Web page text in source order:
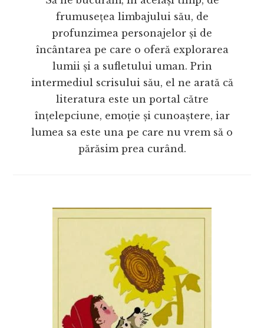
frumusețea limbajului său, de
profunzimea personajelor și de
încântarea pe care o oferă explorarea
lumii și a sufletului uman. Prin
intermediul scrisului său, el ne arată că
literatura este un portal către
înțelepciune, emoție și cunoaștere, iar
lumea sa este una pe care nu vrem să o
părăsim prea curând.